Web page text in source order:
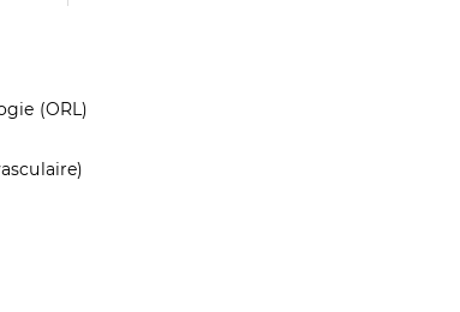
(ORL)